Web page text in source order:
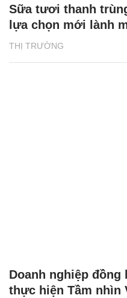
THỊ TRƯỜNG
Sữa tươi thanh
lựa chọn mới lành
Doanh nghiệp đồng
thực hiện Tầm nhìn